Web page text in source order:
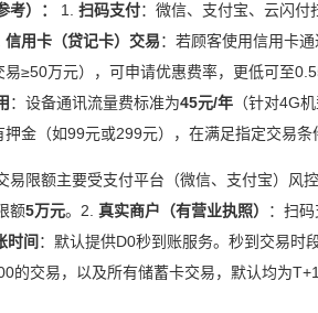
）： 1. 扫码支付：微信、支付宝、云闪付
信用卡（贷记卡）交易：若顾客使用信用卡
≥50万元），可申请优惠费率，更低可至
：设备通讯流量费标准为45元/年 （针对4G
金（如99元或299元），在满足指定交易
易限额主要受支付平台（微信、支付宝）风
额5万元。2. 真实商户（有营业执照） ：扫
时间 ：默认提供D0秒到账服务。秒到交易时
的交易，以及所有储蓄卡交易，默认均为